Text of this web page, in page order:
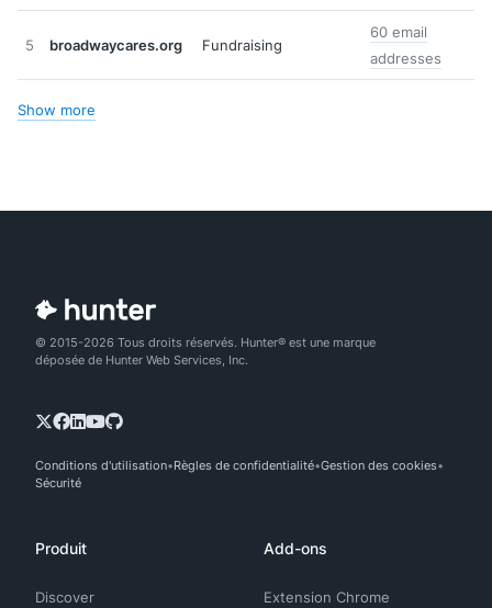
5 broadwaycares.org Fundraising
60 email
addresses
Show more
© 2015-2026 Tous droits réservés. Hunter® est une marque
déposée de Hunter Web Services, Inc.
Conditions d'utilisation Règles de confidentialité Gestion des cookies
Sécurité
Produit
Discover
Add-ons
Extension Chrome